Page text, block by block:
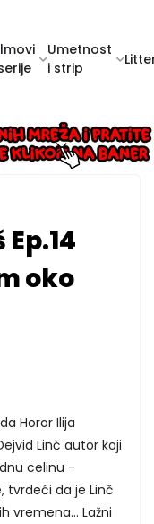
Umetnost
i strip
oko
Horor Ilija
Linč autor koji
celinu -
tvrdeći da je Linč
vremena... Lažni